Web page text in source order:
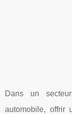
Dans un
automobile, offrir